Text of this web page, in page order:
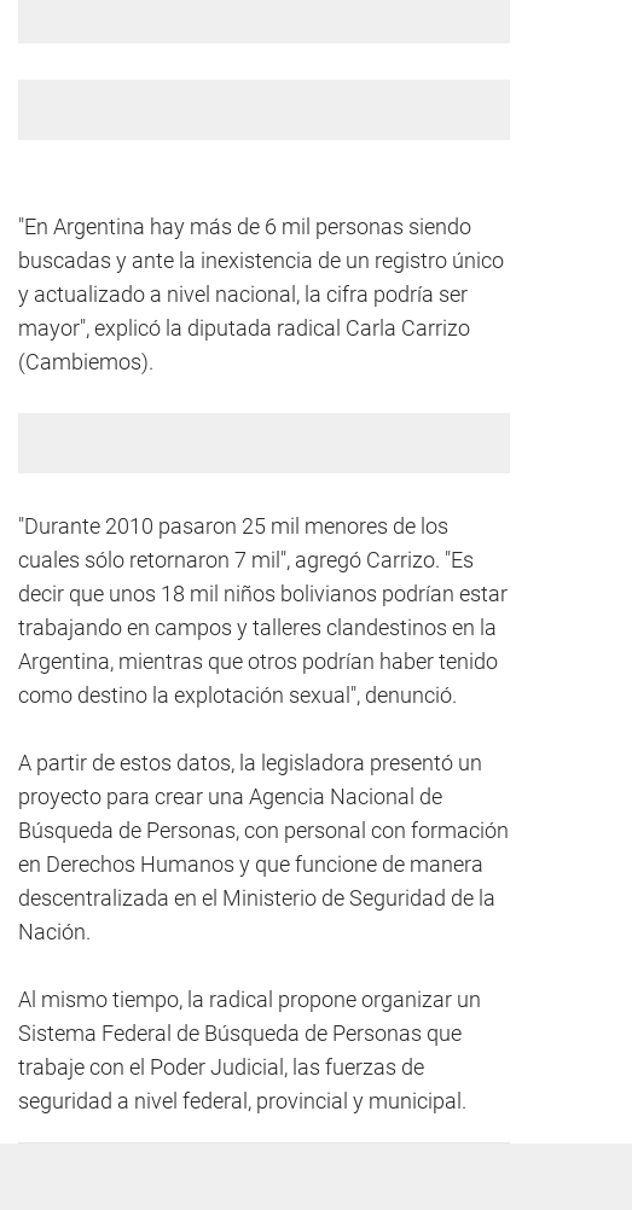
"En Argentina hay más de 6 mil personas siendo
buscadas y ante la inexistencia de un registro único
y actualizado a nivel nacional, la cifra podría ser
mayor", explicó la diputada radical Carla Carrizo
(Cambiemos).
"Durante 2010 pasaron 25 mil menores de los
cuales sólo retornaron 7 mil", agregó Carrizo. "Es
decir que unos 18 mil niños bolivianos podrían estar
trabajando en campos y talleres clandestinos en la
Argentina, mientras que otros podrían haber tenido
como destino la explotación sexual", denunció.
A partir de estos datos, la legisladora presentó un
proyecto para crear una Agencia Nacional de
Búsqueda de Personas, con personal con formación
en Derechos Humanos y que funcione de manera
descentralizada en el Ministerio de Seguridad de la
Nación.
Al mismo tiempo, la radical propone organizar un
Sistema Federal de Búsqueda de Personas que
trabaje con el Poder Judicial, las fuerzas de
seguridad a nivel federal, provincial y municipal.